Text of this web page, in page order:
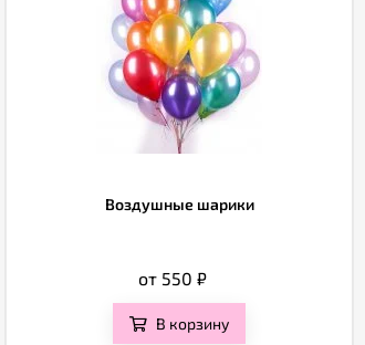
Воздушные шарики
от 550 ₽
В корзину